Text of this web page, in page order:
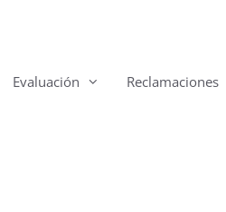
Evaluación Reclamaciones